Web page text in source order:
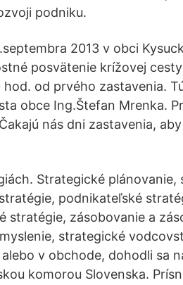
podniku.
2013 v obci
posvätenie krížovej
od prvého zastavenia.
obce Ing.Štefan Mrenka.
nás dni zastavenia,
Strategické plánovanie,
podnikateľské
stratégie, zásobovanie a
strategické
v obchode, dohodli sa
komorou Slovenska.